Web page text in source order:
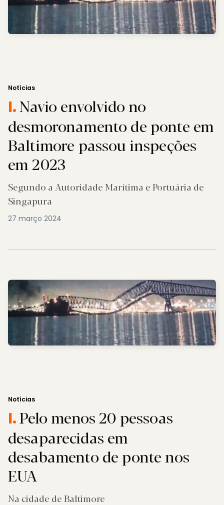
Notícias
I.Navio envolvido no
desmoronamento de ponte em
Baltimore passou inspeções
em 2023
Segundo a Autoridade Marítima e Portuária de
Singapura
27 março 2024
Notícias
I.Pelo menos 20 pessoas
desaparecidas em
desabamento de ponte nos
EUA
Na cidade de Baltimore